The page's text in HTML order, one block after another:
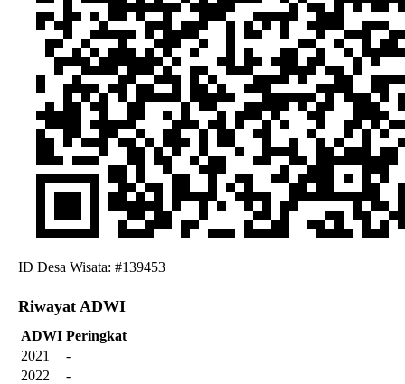
ID Desa Wisata: #139453
Riwayat ADWI
ADWI Peringkat
2021
-
2022
-